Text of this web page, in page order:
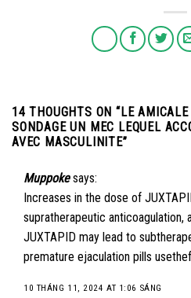
14 THOUGHTS ON “LE AMICALE
SONDAGE UN MEC LEQUEL
AVEC MASCULINITE”
Muppoke says:
Increases in the dose of
supratherapeutic
JUXTAPID may lead to
premature ejaculation pills
10 THÁNG 11, 2024 AT 1:06 SÁNG